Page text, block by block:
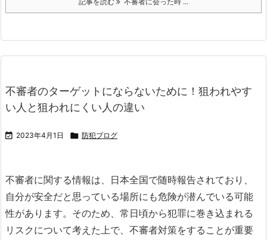
不審者のターゲットにならないために！狙われやす
い人と狙われにくい人の違い
 2023年4月1日  防犯ブログ
不審者に関する情報は、日本全国で随時報告されており、
自分が安全だと思っている場所にも危険が潜んでいる可能
性があります。 そのため、常日頃から犯罪に巻き込まれる
リスクについて考えた上で、不審者対策をすることが重要